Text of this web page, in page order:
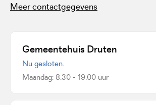
Meer contactgegevens
Gemeentehuis Druten
Nu gesloten.
Maandag: 8.30 - 19.00 uur